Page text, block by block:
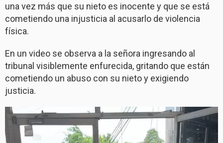
una vez más que su nieto es inocente y que se está
cometiendo una injusticia al acusarlo de violencia
física.
En un video se observa a la señora ingresando al
tribunal visiblemente enfurecida, gritando que están
cometiendo un abuso con su nieto y exigiendo
justicia.
Reproductor
de
vídeo